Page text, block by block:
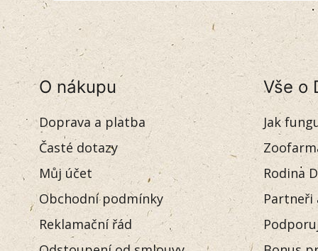
O nákupu
Doprava a platba
Časté dotazy
Můj účet
Obchodní podmínky
Reklamační řád
Vše o
Jak
Rodina
Partneři